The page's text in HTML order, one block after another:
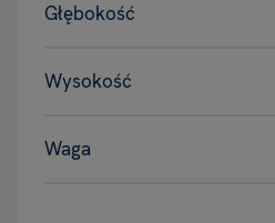
Głębokość
Wysokość
Waga